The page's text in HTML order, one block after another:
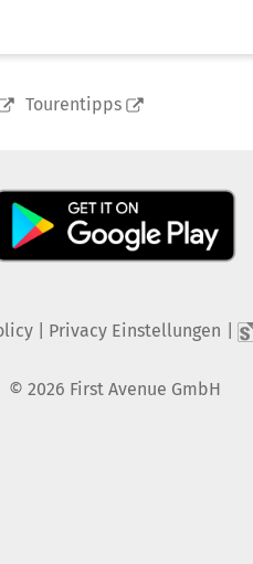
Tourentipps
| Privacy Einstellungen
© 2026 First Avenue GmbH